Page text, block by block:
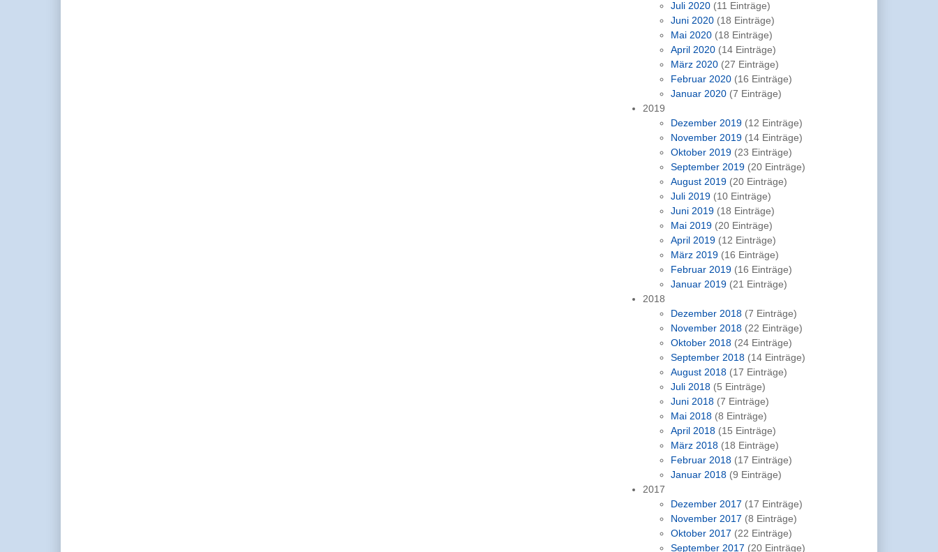
Juli 2020 (11 Einträge)
Juni 2020 (18 Einträge)
Mai 2020 (18 Einträge)
April 2020 (14 Einträge)
März 2020 (27 Einträge)
Februar 2020 (16 Einträge)
Januar 2020 (7 Einträge)
2019
Dezember 2019 (12 Einträge)
November 2019 (14 Einträge)
Oktober 2019 (23 Einträge)
September 2019 (20 Einträge)
August 2019 (20 Einträge)
Juli 2019 (10 Einträge)
Juni 2019 (18 Einträge)
Mai 2019 (20 Einträge)
April 2019 (12 Einträge)
März 2019 (16 Einträge)
Februar 2019 (16 Einträge)
Januar 2019 (21 Einträge)
2018
Dezember 2018 (7 Einträge)
November 2018 (22 Einträge)
Oktober 2018 (24 Einträge)
September 2018 (14 Einträge)
August 2018 (17 Einträge)
Juli 2018 (5 Einträge)
Juni 2018 (7 Einträge)
Mai 2018 (8 Einträge)
April 2018 (15 Einträge)
März 2018 (18 Einträge)
Februar 2018 (17 Einträge)
Januar 2018 (9 Einträge)
2017
Dezember 2017 (17 Einträge)
November 2017 (8 Einträge)
Oktober 2017 (22 Einträge)
September 2017 (20 Einträge)